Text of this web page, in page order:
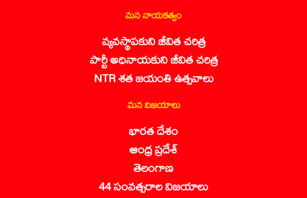
మన నాయకత్వం
వ్యవస్థాపకుని జీవిత చరిత్ర
పార్టీ అధినాయకుని జీవిత చరిత్ర
NTR శత జయంతి ఉత్సవాలు
మన విజయాలు
భారత దేశం
ఆంధ్ర ప్రదేశ్
తెలంగాణ
44 సంవత్సరాల విజయాలు